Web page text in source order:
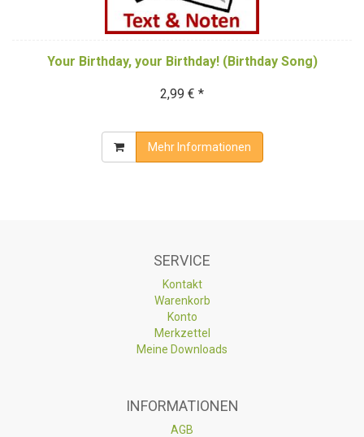
Your Birthday, your Birthday! (Birthday Song)
2,99 € *
Mehr Informationen
SERVICE
Kontakt
Warenkorb
Konto
Merkzettel
Meine Downloads
INFORMATIONEN
AGB